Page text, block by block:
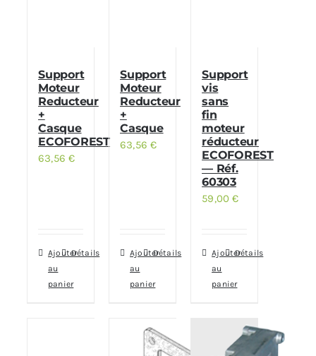
Support
Moteur
Reducteur
+
Casque
ECOFOREST
63,56€
Ajouter
au
panier
Détails
Support
Moteur
Reducteur
+
Casque
63,56€
Ajouter
au
panier
Détails
Support
vis
sans
fin
moteur
réducteur
ECOFOREST
— Réf.
60303
59,00€
Ajouter
au
panier
Détails